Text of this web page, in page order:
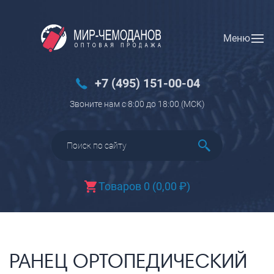
Меню
+7 (495) 151-00-04
Звоните нам с 8:00 до 18:00 (МCK)
Товаров 0 (0,00 ₽)
Вход Регистрация
Багаж
Чемоданы
Чемоданы детские
Пилоты на колесах
Рюкзаки детские для детских
Бьюти-кейсы
РАНЕЦ ОРТОПЕДИЧЕСКИЙ